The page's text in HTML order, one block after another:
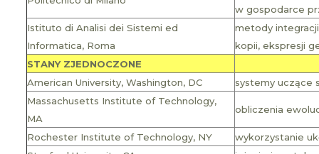
w gospodarce
Istituto di Analisi dei Sistemi ed
Informatica, Roma
metody
kopii, ekspresji
STANY ZJEDNOCZONE
American University, Washington, DC
systemy uczące
Massachusetts Institute of Technology,
MA
obliczenia
Rochester Institute of Technology, NY
wykorzystanie